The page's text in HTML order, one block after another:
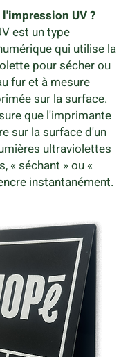
UV ?
est un type
qui utilise la
pour sécher ou
fur et à mesure
sur la surface.
que l'imprimante
sur la surface d'un
ultraviolettes
« séchant » ou «
instantanément.